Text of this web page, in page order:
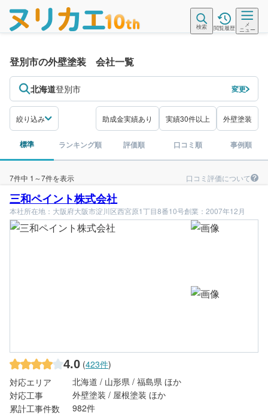
検索 閲覧履歴
メ
ニュー
登別市の外壁塗装 会社一覧
北海道登別市 変更
絞り込み 助成金実績あり 実績30件以上 外壁塗装
標準 ランキング順 評価順 口コミ順 事例順
7件中 1～7件を表示 口コミ評価について
三和ペイント株式会社
本社所在地：大阪府大阪市淀川区西宮原1丁目8番10号創業：2007年12月
4.0 (423件)
対応エリア
北海道 / 山形県 / 福島県 ほか
対応工事
外壁塗装 / 屋根塗装 ほか
累計工事件数
982件